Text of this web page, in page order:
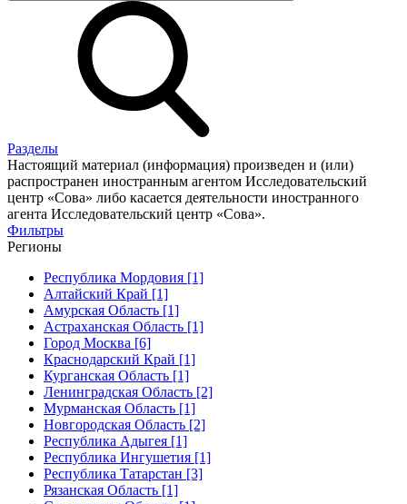
Разделы
Настоящий материал (информация) произведен и (или)
распространен иностранным агентом Исследовательский
центр «Сова» либо касается деятельности иностранного
агента Исследовательский центр «Сова».
Фильтры
Регионы
Республика Мордовия [1]
Алтайский Край [1]
Амурская Область [1]
Астраханская Область [1]
Город Москва [6]
Краснодарский Край [1]
Курганская Область [1]
Ленинградская Область [2]
Мурманская Область [1]
Новгородская Область [2]
Республика Адыгея [1]
Республика Ингушетия [1]
Республика Татарстан [3]
Рязанская Область [1]